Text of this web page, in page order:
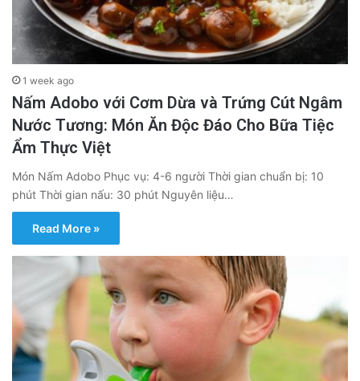
1 week ago
Nấm Adobo với Cơm Dừa và Trứng Cút Ngâm
Nước Tương: Món Ăn Độc Đáo Cho Bữa Tiệc
Ẩm Thực Việt
Món Nấm Adobo Phục vụ: 4-6 người Thời gian chuẩn bị: 10
phút Thời gian nấu: 30 phút Nguyên liệu…
Read More »